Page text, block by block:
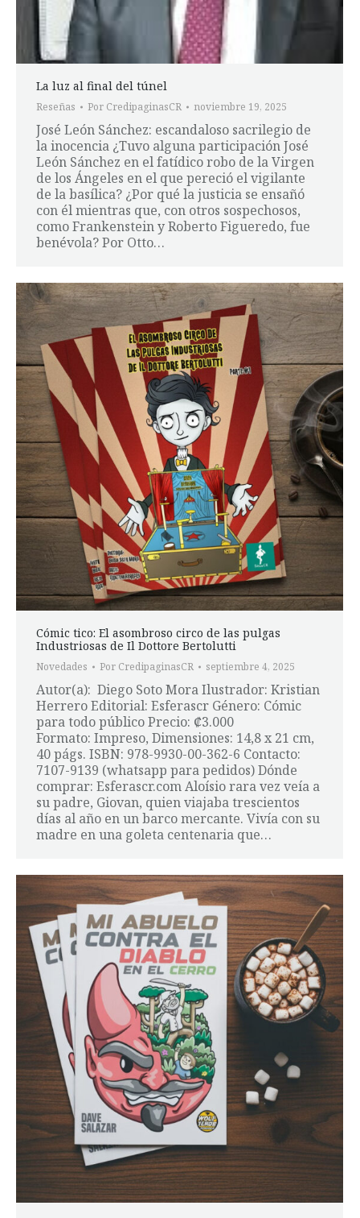
La luz al final del túnel
Reseñas Por CredipaginasCR noviembre 19, 2025
José León Sánchez: escandaloso sacrilegio de
la inocencia ¿Tuvo alguna participación José
León Sánchez en el fatídico robo de la Virgen
de los Ángeles en el que pereció el vigilante
de la basílica? ¿Por qué la justicia se ensañó
con él mientras que, con otros sospechosos,
como Frankenstein y Roberto Figueredo, fue
benévola? Por Otto…
Cómic tico: El asombroso circo de las pulgas
Industriosas de Il Dottore Bertolutti
Novedades Por CredipaginasCR septiembre 4, 2025
Autor(a): Diego Soto Mora Ilustrador: Kristian
Herrero Editorial: Esferascr Género: Cómic
para todo público Precio: ₡3.000
Formato: Impreso, Dimensiones: 14,8 x 21 cm,
40 págs. ISBN: 978-9930-00-362-6 Contacto:
7107-9139 (whatsapp para pedidos) Dónde
comprar: Esferascr.com Aloísio rara vez veía a
su padre, Giovan, quien viajaba trescientos
días al año en un barco mercante. Vivía con su
madre en una goleta centenaria que…